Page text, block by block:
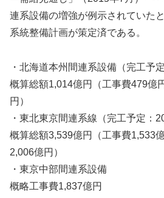
連系設備の増強が例示されていた
系統整備計画が策定済である。
・北海道本州間連系設備（完工予
概算総額1,014億円（工事費479億
円）
・東北東京間連系線（完工予定：
概算総額3,539億円（工事費1,533
2,006億円）
・東京中部間連系設備
概略工事費1,837億円